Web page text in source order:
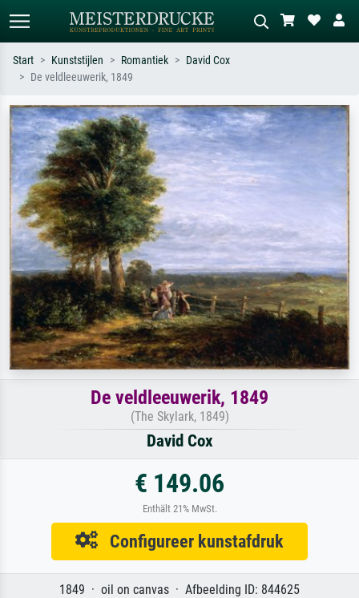
Zoek op kunstenaar, titel of stijl – bijv.
Monet, Sterrennacht, impressionisme,
Hokusai-golf, naakt.
Beschrijf de scène – bijv. groene
weide, abstract met veel rood, donker
olieverfschilderij, staand naakt naast
een boom.
Start Kunststijlen Romantiek
David Cox
De veldleeuwerik, 1849
De veldleeuwerik, 1849
(The Skylark, 1849)
David Cox
€ 149.06
Enthält 21% MwSt.
Configureer kunstafdruk
1849 · oil on canvas · Afbeelding ID: 844625